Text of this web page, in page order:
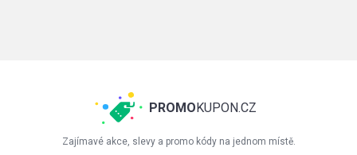
PROMOKUPON.CZ
Zajímavé akce, slevy a promo kódy na jednom místě.